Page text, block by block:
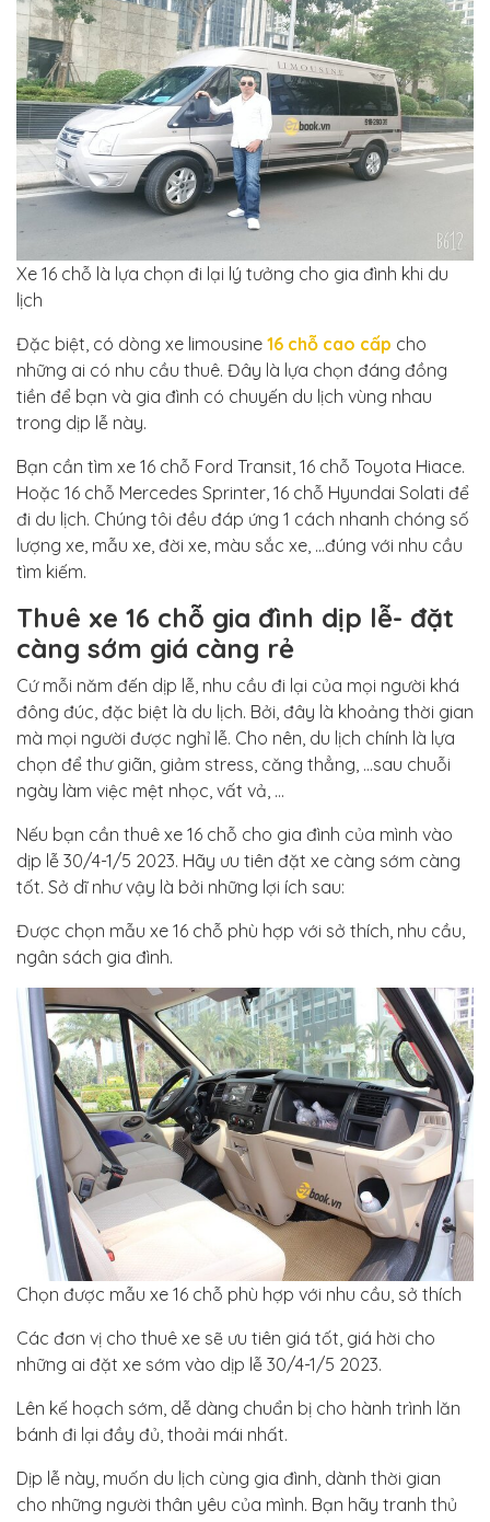
Xe 16 chỗ là lựa chọn đi lại lý tưởng cho gia đình khi du
lịch
Đặc biệt, có dòng xe limousine 16 chỗ cao cấp cho
những ai có nhu cầu thuê. Đây là lựa chọn đáng đồng
tiền để bạn và gia đình có chuyến du lịch vùng nhau
trong dịp lễ này.
Bạn cần tìm xe 16 chỗ Ford Transit, 16 chỗ Toyota Hiace.
Hoặc 16 chỗ Mercedes Sprinter, 16 chỗ Hyundai Solati để
đi du lịch. Chúng tôi đều đáp ứng 1 cách nhanh chóng số
lượng xe, mẫu xe, đời xe, màu sắc xe, …đúng với nhu cầu
tìm kiếm.
Thuê xe 16 chỗ gia đình dịp lễ- đặt
càng sớm giá càng rẻ
Cứ mỗi năm đến dịp lễ, nhu cầu đi lại của mọi người khá
đông đúc, đặc biệt là du lịch. Bởi, đây là khoảng thời gian
mà mọi người được nghỉ lễ. Cho nên, du lịch chính là lựa
chọn để thư giãn, giảm stress, căng thẳng, …sau chuỗi
ngày làm việc mệt nhọc, vất vả, …
Nếu bạn cần thuê xe 16 chỗ cho gia đình của mình vào
dịp lễ 30/4-1/5 2023. Hãy ưu tiên đặt xe càng sớm càng
tốt. Sở dĩ như vậy là bởi những lợi ích sau:
Được chọn mẫu xe 16 chỗ phù hợp với sở thích, nhu cầu,
ngân sách gia đình.
Chọn được mẫu xe 16 chỗ phù hợp với nhu cầu, sở thích
Các đơn vị cho thuê xe sẽ ưu tiên giá tốt, giá hời cho
những ai đặt xe sớm vào dịp lễ 30/4-1/5 2023.
Lên kế hoạch sớm, dễ dàng chuẩn bị cho hành trình lăn
bánh đi lại đầy đủ, thoải mái nhất.
Dịp lễ này, muốn du lịch cùng gia đình, dành thời gian
cho những người thân yêu của mình. Bạn hãy tranh thủ